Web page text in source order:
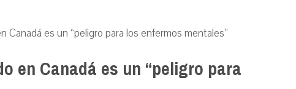
Canadá es un “peligro para los enfermos mentales”
en Canadá es un “peligro para